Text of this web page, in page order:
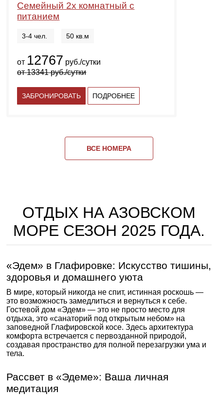
Семейный 2х комнатный с
питанием
3-4 чел. 50 кв.м
от 12767 руб./сутки
от13341руб./сутки
ЗАБРОНИРОВАТЬ ПОДРОБНЕЕ
ВСЕ НОМЕРА
ОТДЫХ НА АЗОВСКОМ
МОРЕ СЕЗОН 2025 ГОДА.
«Эдем» в Глафировке: Искусство тишины,
здоровья и домашнего уюта
В мире, который никогда не спит, истинная роскошь —
это возможность замедлиться и вернуться к себе.
Гостевой дом «Эдем» — это не просто место для
отдыха, это «санаторий под открытым небом» на
заповедной Глафировской косе. Здесь архитектура
комфорта встречается с первозданной природой,
создавая пространство для полной перезагрузки ума и
тела.
Рассвет в «Эдеме»: Ваша личная
медитация